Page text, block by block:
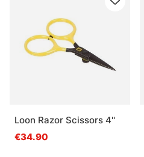
Loon Razor Scissors 4''
€34.90